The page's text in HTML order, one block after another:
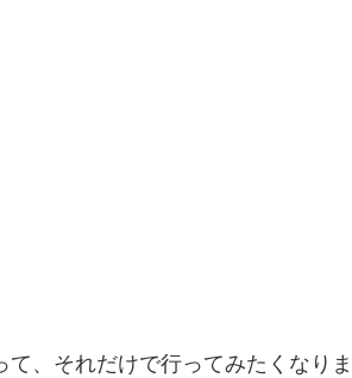
て、それだけで行ってみたくなり